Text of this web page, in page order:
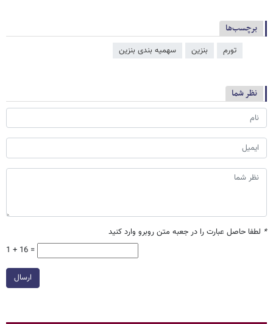
برچسب‌ها
تورم بنزین سهمیه بندی بنزین
نظر شما
* لطفا حاصل عبارت را در جعبه متن روبرو وارد کنید
1 + 16 =
ارسال